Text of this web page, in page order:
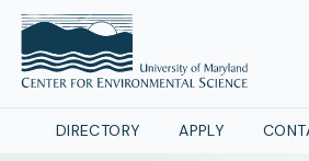
DIRECTORY APPLY